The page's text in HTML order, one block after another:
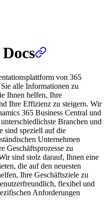
von 365
alle Informationen zu
Ihnen helfen, Ihre
Ihre Effizienz zu steigern. Wir
365 Business Central und
Branchen und
sind speziell auf die
Unternehmen
Geschäftsprozesse zu
sind stolz darauf, Ihnen eine
die auf den neuesten
Ihre Geschäftsziele zu
flexibel und
Anforderungen